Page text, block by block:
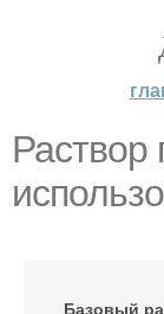
Раствор
Базовый